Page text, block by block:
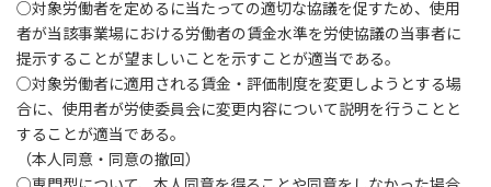
○対象労働者を定めるに当たっての適切な協議を促すため、使用
者が当該事業場における労働者の賃金水準を労使協議の当事者に
提示することが望ましいことを示すことが適当である。
○対象労働者に適用される賃金・評価制度を変更しようとする場
合に、使用者が労使委員会に変更内容について説明を行うことと
することが適当である。
（本人同意・同意の撤回）